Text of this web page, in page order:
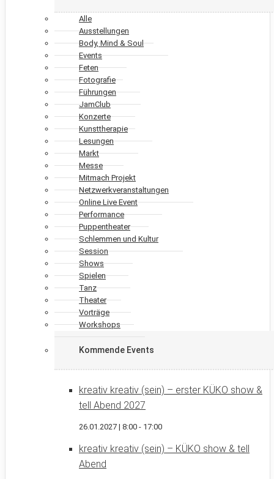
Alle
Ausstellungen
Body, Mind & Soul
Events
Feten
Fotografie
Führungen
JamClub
Konzerte
Kunsttherapie
Lesungen
Markt
Messe
Mitmach Projekt
Netzwerkveranstaltungen
Online Live Event
Performance
Puppentheater
Schlemmen und Kultur
Session
Shows
Spielen
Tanz
Theater
Vorträge
Workshops
Kommende Events
kreativ kreativ (sein) – erster KÜKO show &
tell Abend 2027
26.01.2027 | 8:00 - 17:00
kreativ kreativ (sein) – KÜKO show & tell
Abend